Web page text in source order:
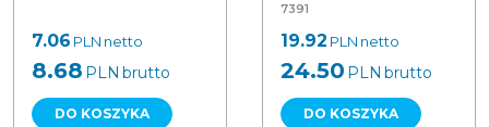
7.06 PLN netto
8.68 PLN brutto
DO KOSZYKA
7391
19.92 PLN netto
24.50 PLN brutto
DO KOSZYKA